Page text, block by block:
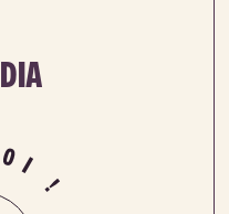
DIA
O I
!